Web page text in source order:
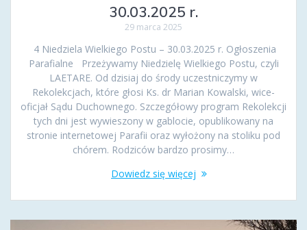
30.03.2025 r.
29 marca 2025
4 Niedziela Wielkiego Postu – 30.03.2025 r. Ogłoszenia
Parafialne Przeżywamy Niedzielę Wielkiego Postu, czyli
LAETARE. Od dzisiaj do środy uczestniczymy w
Rekolekcjach, które głosi Ks. dr Marian Kowalski, wice-
oficjał Sądu Duchownego. Szczegółowy program Rekolekcji
tych dni jest wywieszony w gablocie, opublikowany na
stronie internetowej Parafii oraz wyłożony na stoliku pod
chórem. Rodziców bardzo prosimy…
Dowiedz się więcej